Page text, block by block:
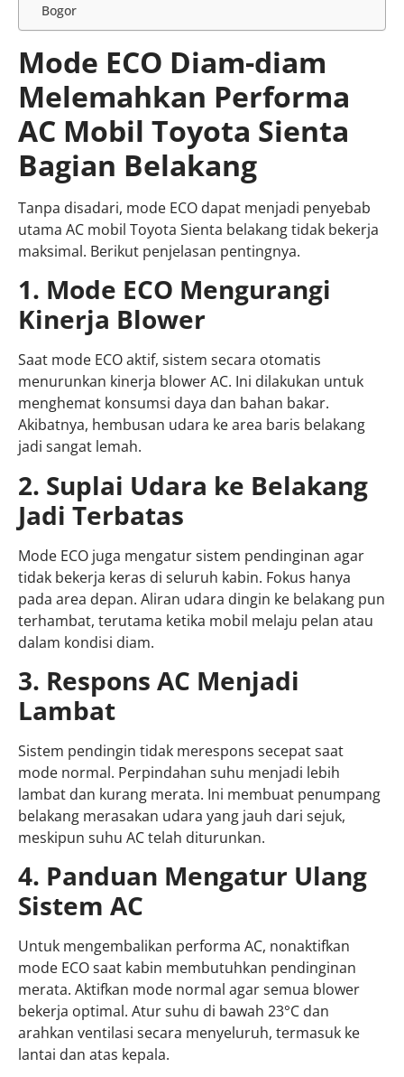
Bogor
Mode ECO Diam-diam
Melemahkan Performa
AC Mobil Toyota Sienta
Bagian Belakang
Tanpa disadari, mode ECO dapat menjadi penyebab
utama AC mobil Toyota Sienta belakang tidak bekerja
maksimal. Berikut penjelasan pentingnya.
1. Mode ECO Mengurangi
Kinerja Blower
Saat mode ECO aktif, sistem secara otomatis
menurunkan kinerja blower AC. Ini dilakukan untuk
menghemat konsumsi daya dan bahan bakar.
Akibatnya, hembusan udara ke area baris belakang
jadi sangat lemah.
2. Suplai Udara ke Belakang
Jadi Terbatas
Mode ECO juga mengatur sistem pendinginan agar
tidak bekerja keras di seluruh kabin. Fokus hanya
pada area depan. Aliran udara dingin ke belakang pun
terhambat, terutama ketika mobil melaju pelan atau
dalam kondisi diam.
3. Respons AC Menjadi
Lambat
Sistem pendingin tidak merespons secepat saat
mode normal. Perpindahan suhu menjadi lebih
lambat dan kurang merata. Ini membuat penumpang
belakang merasakan udara yang jauh dari sejuk,
meskipun suhu AC telah diturunkan.
4. Panduan Mengatur Ulang
Sistem AC
Untuk mengembalikan performa AC, nonaktifkan
mode ECO saat kabin membutuhkan pendinginan
merata. Aktifkan mode normal agar semua blower
bekerja optimal. Atur suhu di bawah 23°C dan
arahkan ventilasi secara menyeluruh, termasuk ke
lantai dan atas kepala.